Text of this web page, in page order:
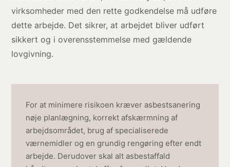
virksomheder med den rette godkendelse må udføre
dette arbejde. Det sikrer, at arbejdet bliver udført
sikkert og i overensstemmelse med gældende
lovgivning.
For at minimere risikoen kræver asbestsanering
nøje planlægning, korrekt afskærmning af
arbejdsområdet, brug af specialiserede
værnemidler og en grundig rengøring efter endt
arbejde. Derudover skal alt asbestaffald